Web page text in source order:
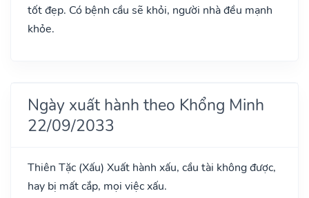
tốt đẹp. Có bệnh cầu sẽ khỏi, người nhà đều mạnh
khỏe.
Ngày xuất hành theo Khổng Minh
22/09/2033
Thiên Tặc (Xấu) Xuất hành xấu, cầu tài không được,
hay bị mất cắp, mọi việc xấu.